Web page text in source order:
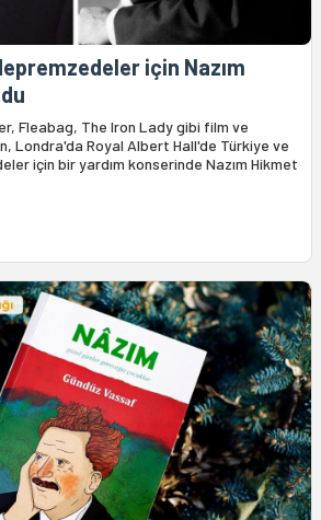
için Nazım
Fleabag, The Iron Lady gibi film ve
Londra'da Royal Albert Hall'de Türkiye ve
için bir yardım konserinde Nazım Hikmet